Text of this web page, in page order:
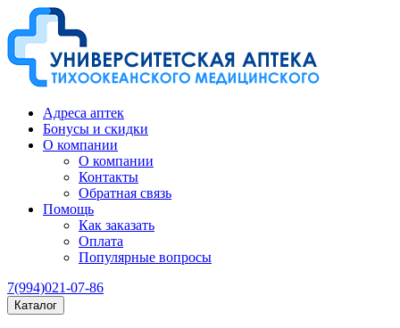
Адреса аптек
Бонусы и скидки
О компании
О компании
Контакты
Обратная связь
Помощь
Как заказать
Оплата
Популярные вопросы
7(994)021-07-86
Каталог